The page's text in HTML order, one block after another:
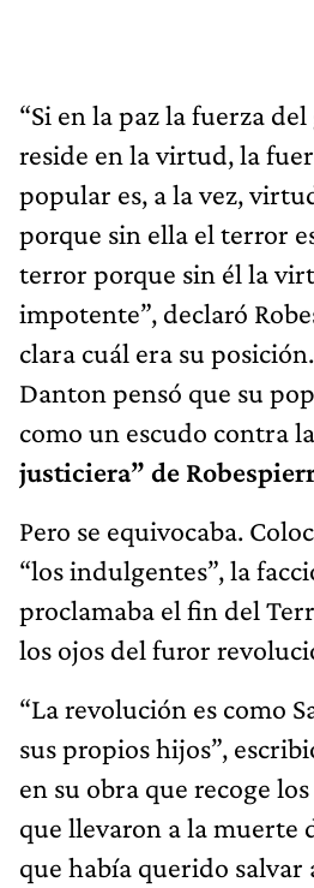
“Si en la paz la fuerza
reside en la virtud, la
popular es, a la vez,
porque sin ella el terror
terror porque sin él la
impotente”, declaró
clara cuál era su posición.
Danton pensó que su
como un escudo contra la
justiciera” de
Pero se equivocaba.
“los indulgentes”, la
proclamaba el fin del
los ojos del furor
“La revolución es como
sus propios hijos”,
en su obra que recoge
que llevaron a la muerte
que había querido salvar